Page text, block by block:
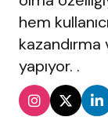
hem
kazandırma
yapıyor. .